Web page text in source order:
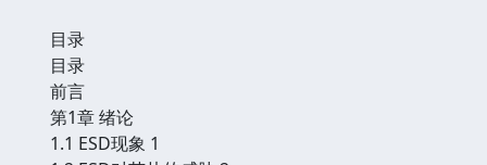
目录
目录
前言
第1章 绪论
1.1 ESD现象 1